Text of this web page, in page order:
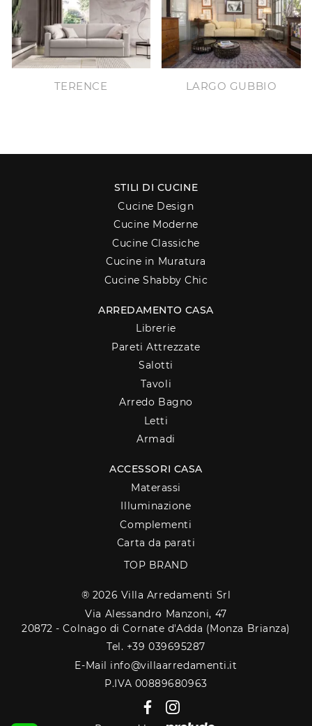
TERENCE LARGO GUBBIO
STILI DI CUCINE
Cucine Design
Cucine Moderne
Cucine Classiche
Cucine in Muratura
Cucine Shabby Chic
ARREDAMENTO CASA
Librerie
Pareti Attrezzate
Salotti
Tavoli
Arredo Bagno
Letti
Armadi
ACCESSORI CASA
Materassi
Illuminazione
Complementi
Carta da parati
TOP BRAND
® 2026 Villa Arredamenti Srl
Via Alessandro Manzoni, 47
20872 - Colnago di Cornate d'Adda (Monza Brianza)
Tel. +39 039695287
E-Mail info@villaarredamenti.it
P.IVA 00889680963